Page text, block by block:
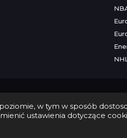
w tym w sposób
ustawienia dotyczące
Polityka prywatności